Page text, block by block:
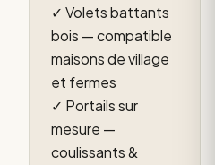
✓ Volets battants
bois — compatible
maisons de village
et fermes
✓ Portails sur
mesure —
coulissants &